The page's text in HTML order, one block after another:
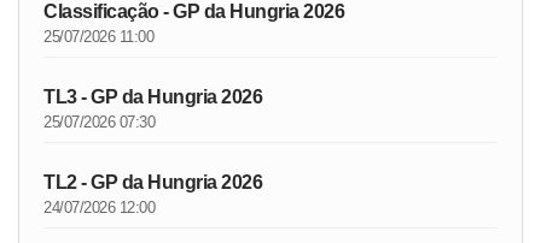
Classificação - GP da Hungria 2026
25/07/2026 11:00
TL3 - GP da Hungria 2026
25/07/2026 07:30
TL2 - GP da Hungria 2026
24/07/2026 12:00